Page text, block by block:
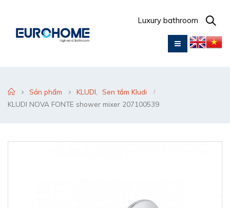
Luxury bathroom
Sản phẩm KLUDI
Sen tắm Kludi
KLUDI NOVA FONTE shower mixer 207100539